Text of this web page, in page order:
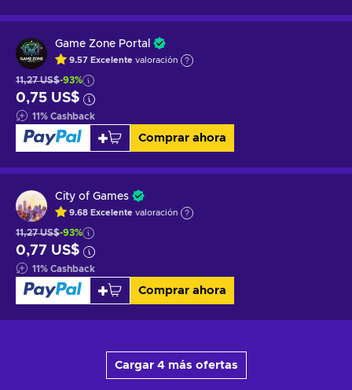
Game Zone Portal
9.57 Excelente valoración
11,27 US$-93%
0,75 US$
11% Cashback
Comprar ahora
City of Games
9.68 Excelente valoración
11,27 US$-93%
0,77 US$
11% Cashback
Comprar ahora
Cargar 4 más ofertas